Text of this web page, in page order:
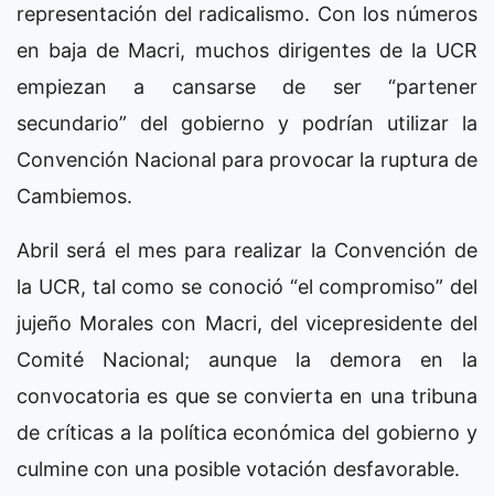
representación del radicalismo. Con los números
en baja de Macri, muchos dirigentes de la UCR
empiezan a cansarse de ser “partener
secundario” del gobierno y podrían utilizar la
Convención Nacional para provocar la ruptura de
Cambiemos.
Abril será el mes para realizar la Convención de
la UCR, tal como se conoció “el compromiso” del
jujeño Morales con Macri, del vicepresidente del
Comité Nacional; aunque la demora en la
convocatoria es que se convierta en una tribuna
de críticas a la política económica del gobierno y
culmine con una posible votación desfavorable.